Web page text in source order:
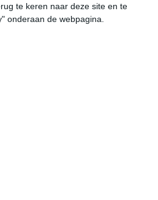
te keren naar deze site en te
onderaan de webpagina.
20:00 23:00 02:00